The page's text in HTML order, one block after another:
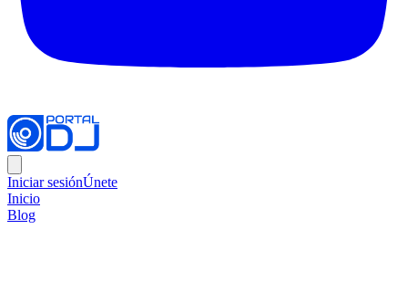
Iniciar sesiónÚnete
Inicio
Blog